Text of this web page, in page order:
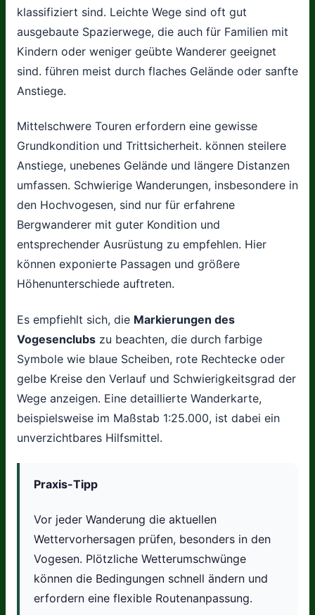
klassifiziert sind. Leichte Wege sind oft gut
ausgebaute Spazierwege, die auch für Familien mit
Kindern oder weniger geübte Wanderer geeignet
sind. führen meist durch flaches Gelände oder sanfte
Anstiege.
Mittelschwere Touren erfordern eine gewisse
Grundkondition und Trittsicherheit. können steilere
Anstiege, unebenes Gelände und längere Distanzen
umfassen. Schwierige Wanderungen, insbesondere in
den Hochvogesen, sind nur für erfahrene
Bergwanderer mit guter Kondition und
entsprechender Ausrüstung zu empfehlen. Hier
können exponierte Passagen und größere
Höhenunterschiede auftreten.
Es empfiehlt sich, die Markierungen des
Vogesenclubs zu beachten, die durch farbige
Symbole wie blaue Scheiben, rote Rechtecke oder
gelbe Kreise den Verlauf und Schwierigkeitsgrad der
Wege anzeigen. Eine detaillierte Wanderkarte,
beispielsweise im Maßstab 1:25.000, ist dabei ein
unverzichtbares Hilfsmittel.
Praxis-Tipp
Vor jeder Wanderung die aktuellen
Wettervorhersagen prüfen, besonders in den
Vogesen. Plötzliche Wetterumschwünge
können die Bedingungen schnell ändern und
erfordern eine flexible Routenanpassung.